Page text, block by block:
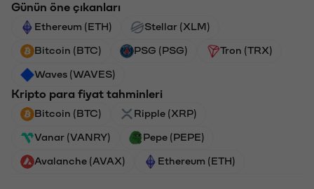
Günün öne çıkanları
Ethereum (ETH) Stellar (XLM)
Bitcoin (BTC) PSG (PSG) Tron (TRX)
Waves (WAVES)
Kripto para fiyat tahminleri
Bitcoin (BTC) Ripple (XRP)
Vanar (VANRY) Pepe (PEPE)
Avalanche (AVAX) Ethereum (ETH)